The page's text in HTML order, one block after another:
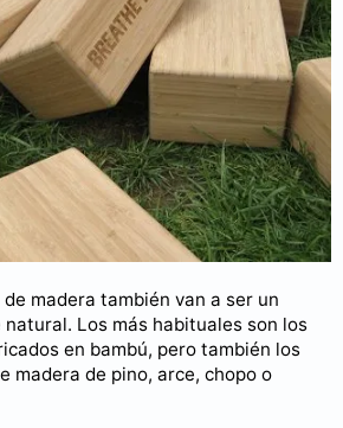
madera también van a ser un
Los más habituales son los
en bambú, pero también los
madera de pino, arce, chopo o